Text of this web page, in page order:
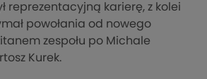
reprezentacyjną karierę, z kolei
powołania od nowego
zespołu po Michale
Kurek.